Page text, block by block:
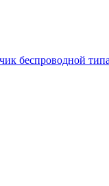
беспроводной